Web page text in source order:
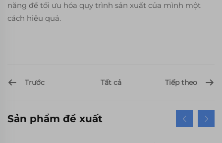
năng để tối ưu hóa quy trình sản xuất của mình một
cách hiệu quả.
Trước Tất cả Tiếp theo
Sản phẩm đề xuất